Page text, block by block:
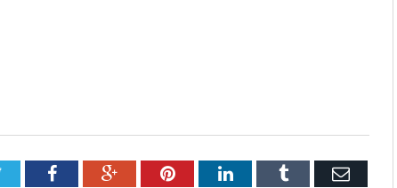
TwitterFacebookGoogle+PinterestLinkedInTumblr Email